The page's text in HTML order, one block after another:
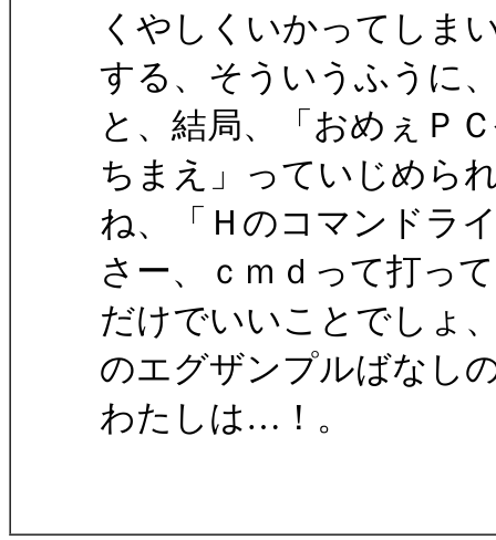
くやしくいかってしま
する、そういうふうに
と、結局、「おめぇＰ
ちまえ」っていじめら
ね、「Ｈのコマンドラ
さー、ｃｍｄって打っ
だけでいいことでしょ
のエグザンプルばなし
わたしは…！。